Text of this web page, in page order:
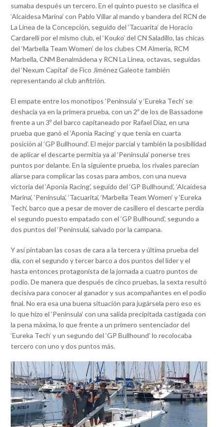
sumaba después un tercero. En el quinto puesto se clasifica el
‘Alcaidesa Marina’ con Pablo Villar al mando y bandera del RCN de
La Línea de la Concepción, seguido del ‘Tacuarita’ de Horacio
Cardarelli por el mismo club, el ‘Kouko’ del CN Saladillo, las chicas
del ‘Marbella Team Women’ de los clubes CM Almería, RCM
Marbella, CNM Benalmádena y RCN La Línea, octavas, seguidas
del ‘Nexum Capital’ de Fico Jiménez Galeote también
representando al club anfitrión.
El empate entre los monotipos ‘Península’ y ‘Eureka Tech’ se
deshacía ya en la primera prueba, con un 2º de los de Bassadone
frente a un 3º del barco capitaneado por Rafael Díaz, en una
prueba que ganó el ‘Aponia Racing’ y que tenía en cuarta
posición al ‘GP Bullhound’. El mejor parcial y también la posibilidad
de aplicar el descarte permitía ya al ‘Península’ ponerse tres
puntos por delante. En la siguiente prueba, los rivales parecían
aliarse para complicar las cosas para ambos, con una nueva
victoria del ‘Aponia Racing’, seguido del ‘GP Bullhound’, ‘Alcaidesa
Marina’, ‘Península’, ‘Tacuarita’, ‘Marbella Team Women’ y ‘Eureka
Tech’, barco que a pesar de mover de casillero el descarte perdía
el segundo puesto empatado con el ‘GP Bullhound’, segundo a
dos puntos del ‘Península’, salvado por la campana.
Y así pintaban las cosas de cara a la tercera y última prueba del
día, con el segundo y tercer barco a dos puntos del líder y el
hasta entonces protagonista de la jornada a cuatro puntos de
podio. De manera que después de cinco pruebas, la sexta resultó
decisiva para conocer al ganador y sus acompañantes en el podio
final. No era esa una buena situación para jugársela pero eso es
lo que hizo el ‘Península’ con una salida precipitada castigada con
la pena máxima, lo que frente a un primero sentenciador del
‘Eureka Tech’ y un segundo del ‘GP Bullhound’ lo recolocaba
tercero con uno y dos puntos más.